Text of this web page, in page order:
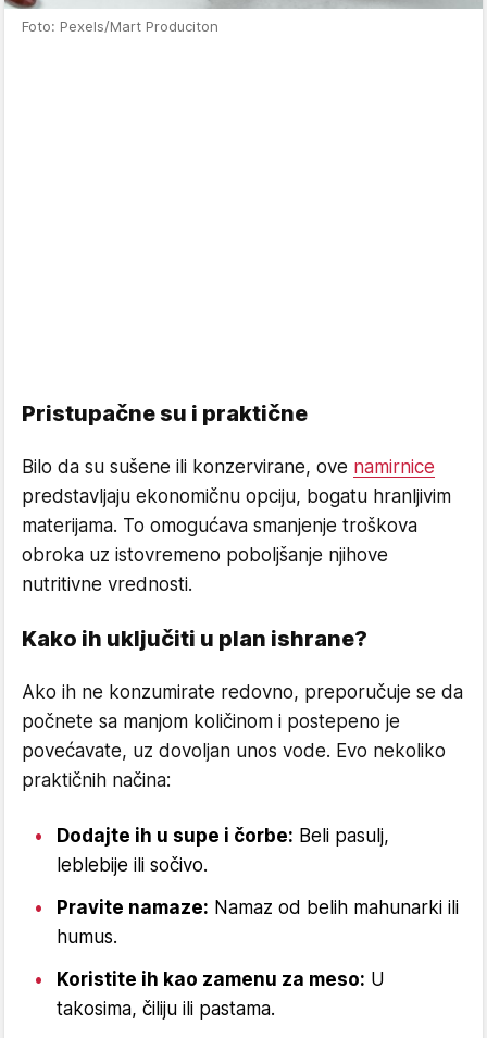
Foto: Pexels/Mart Produciton
Pristupačne su i praktične
Bilo da su sušene ili konzervirane, ove namirnice
predstavljaju ekonomičnu opciju, bogatu hranljivim
materijama. To omogućava smanjenje troškova
obroka uz istovremeno poboljšanje njihove
nutritivne vrednosti.
Kako ih uključiti u plan ishrane?
Ako ih ne konzumirate redovno, preporučuje se da
počnete sa manjom količinom i postepeno je
povećavate, uz dovoljan unos vode. Evo nekoliko
praktičnih načina:
Dodajte ih u supe i čorbe: Beli pasulj,
leblebije ili sočivo.
Pravite namaze: Namaz od belih mahunarki ili
humus.
Koristite ih kao zamenu za meso: U
takosima, čiliju ili pastama.